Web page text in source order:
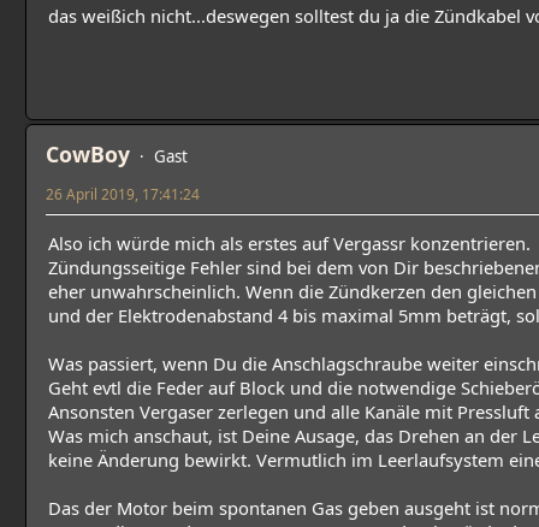
das weißich nicht...deswegen solltest du ja die Zündkabel
CowBoy Gast
26 April 2019, 17:41:24
Also ich würde mich als erstes auf Vergassr konzentrieren.
Zündungsseitige Fehler sind bei dem von Dir
eher unwahrscheinlich. Wenn die Zündkerzen den
und der Elektrodenabstand 4 bis maximal 5mm beträgt,
Was passiert, wenn Du die Anschlagschraube weiter
Geht evtl die Feder auf Block und die notwendige
Ansonsten Vergaser zerlegen und alle Kanäle mit Pressluft
Was mich anschaut, ist Deine Ausage, das Drehen an der
keine Änderung bewirkt. Vermutlich im Leerlaufsystem
Das der Motor beim spontanen Gas geben ausgeht ist